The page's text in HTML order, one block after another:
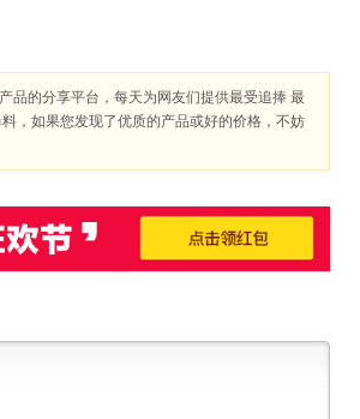
品的分享平台，每天为网友们提供最受追捧 最
，如果您发现了优质的产品或好的价格，不妨